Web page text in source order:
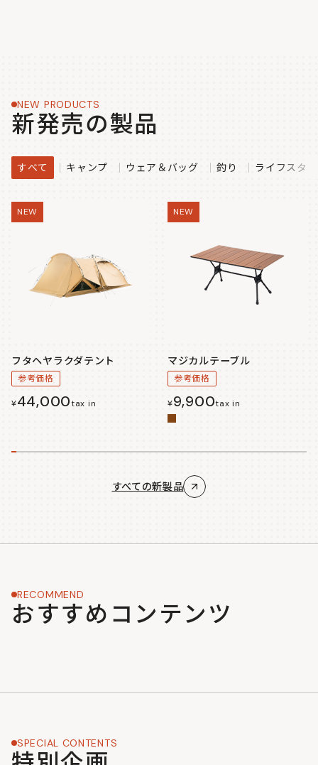
NEW PRODUCTS
新発売の製品
すべて キャンプ ウェア＆バッグ 釣り ライフスタ
NEW
フタヘヤラクダテント
参考価格
¥44,000tax in
NEW
マジカルテーブル
参考価格
¥9,900tax in
すべての新製品
RECOMMEND
おすすめコンテンツ
SPECIAL CONTENTS